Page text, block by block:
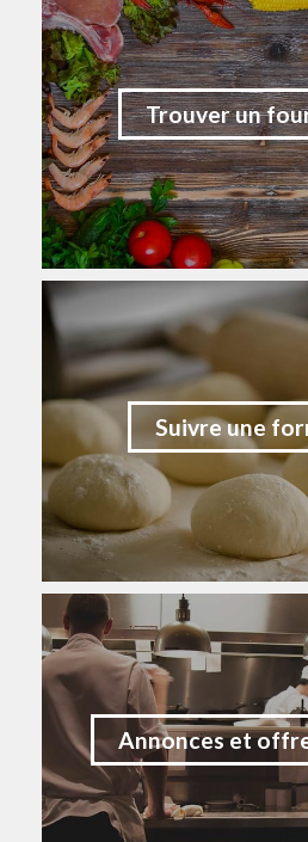
Trouver un
Suivre une
Annonces et